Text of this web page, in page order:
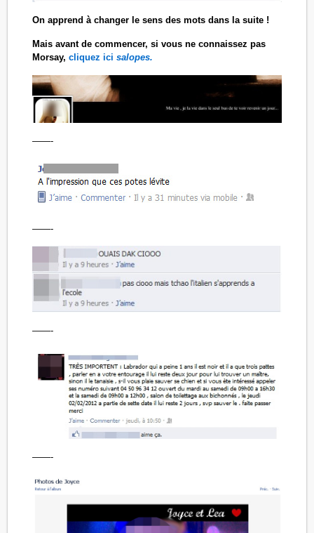
On apprend à changer le sens des mots dans la suite !
Mais avant de commencer, si vous ne connaissez pas
Morsay,cliquez icisalopes.
——-
——-
——-
——-